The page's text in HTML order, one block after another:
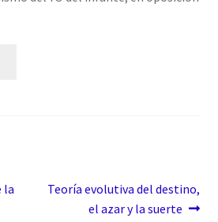
la
Siguiente:
Teoría evolutiva del destino,
el azar y la suerte